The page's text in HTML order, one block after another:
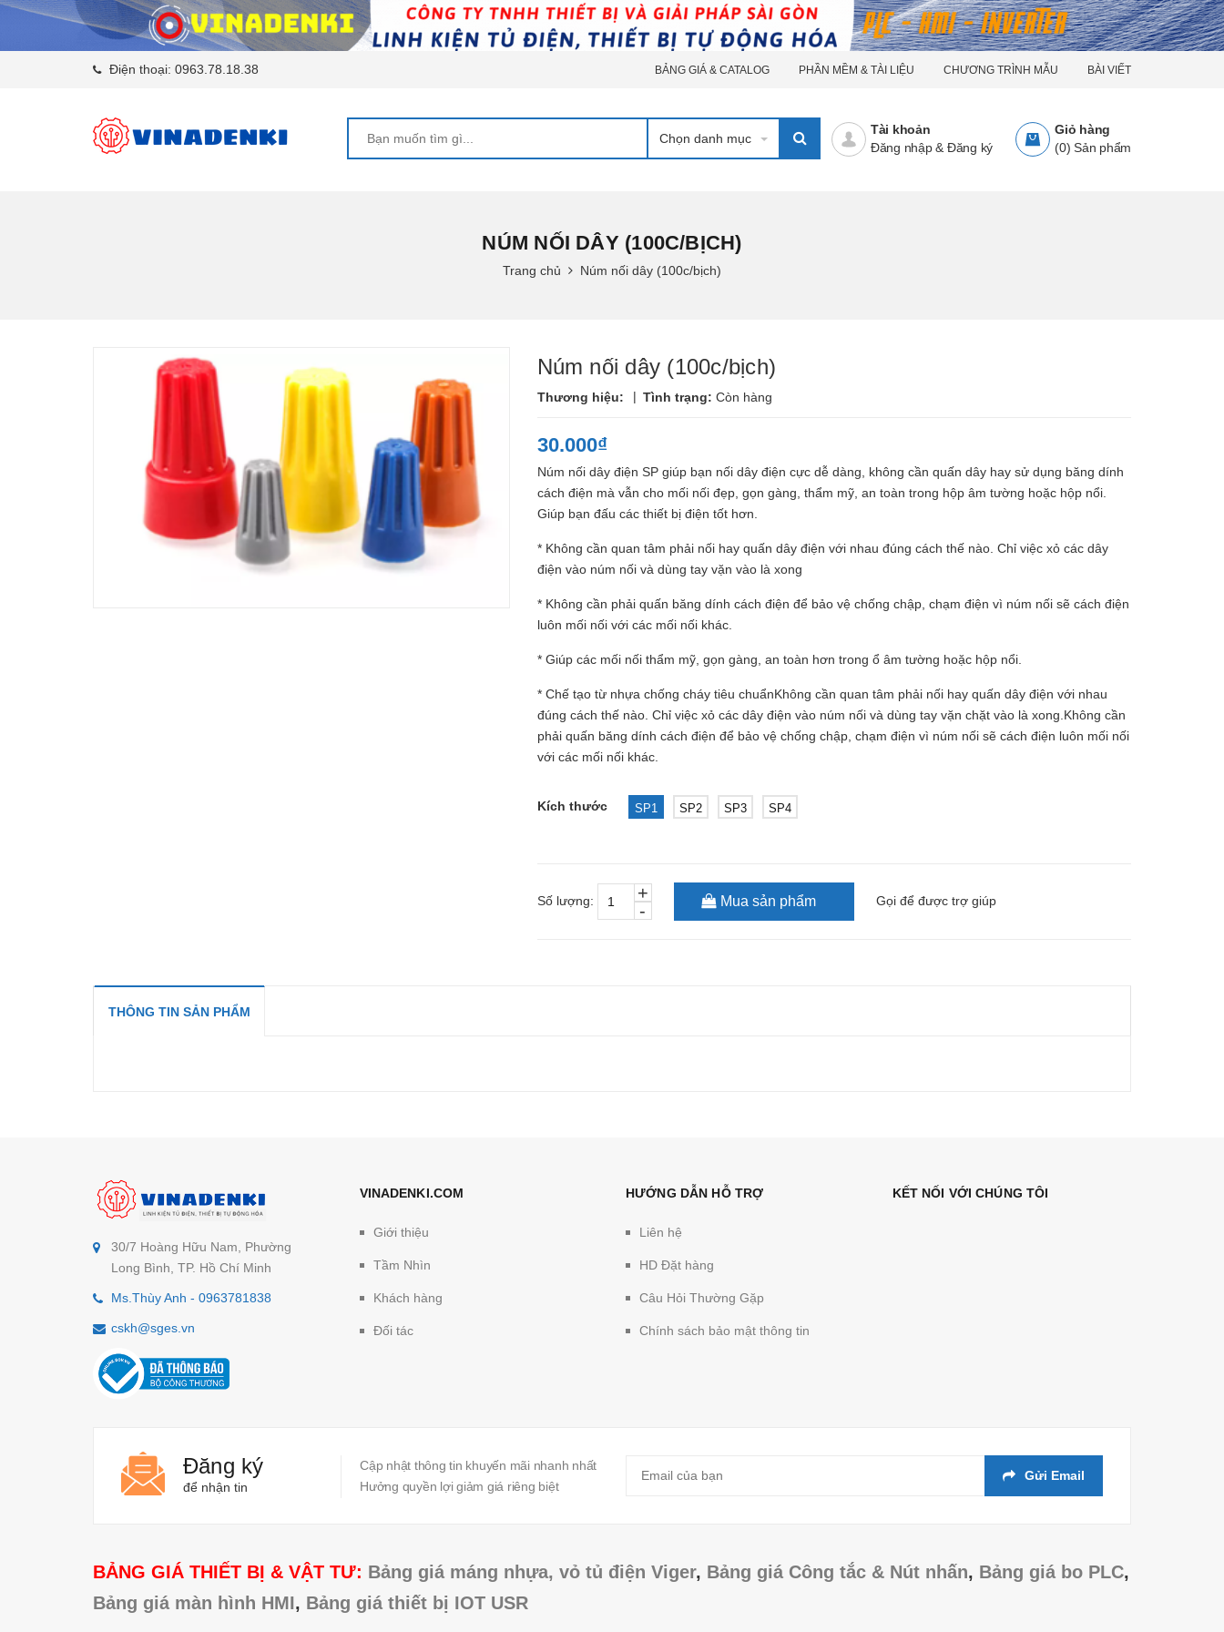
Điện thoại: 0963.78.18.38 BẢNG GIÁ & CATALOG PHẦN MỀM & TÀI LIỆU CHƯƠNG TRÌNH MẪU BÀI VIẾT
Chọn danh mục
Giỏ hàng
(0) Sản phẩm
Tài khoản
Đăng nhập& Đăng ký
NÚM NỐI DÂY (100C/BỊCH)
Trang chủ Núm nối dây (100c/bịch)
Núm nối dây (100c/bịch)
Thương hiệu: | Tình trạng: Còn hàng
30.000₫
Núm nối dây điện SP giúp bạn nối dây điện cực dễ dàng, không cần quấn dây hay sử dụng băng dính
cách điện mà vẫn cho mối nối đẹp, gọn gàng, thẩm mỹ, an toàn trong hộp âm tường hoặc hộp nổi.
Giúp bạn đấu các thiết bị điện tốt hơn.
* Không cần quan tâm phải nối hay quấn dây điện với nhau đúng cách thế nào. Chỉ việc xỏ các dây
điện vào núm nối và dùng tay vặn vào là xong
* Không cần phải quấn băng dính cách điện để bảo vệ chống chập, chạm điện vì núm nối sẽ cách điện
luôn mối nối với các mối nối khác.
* Giúp các mối nối thẩm mỹ, gọn gàng, an toàn hơn trong ổ âm tường hoặc hộp nổi.
* Chế tạo từ nhựa chống cháy tiêu chuẩnKhông cần quan tâm phải nối hay quấn dây điện với nhau
đúng cách thế nào. Chỉ việc xỏ các dây điện vào núm nối và dùng tay vặn chặt vào là xong.Không cần
phải quấn băng dính cách điện để bảo vệ chống chập, chạm điện vì núm nối sẽ cách điện luôn mối nối
với các mối nối khác.
Kích thước SP1 SP2 SP3 SP4
Số lượng: -
+ Mua sản phẩm Gọi để được trợ giúp
THÔNG TIN SẢN PHẨM
30/7 Hoàng Hữu Nam, Phường
Long Bình, TP. Hồ Chí Minh
Ms.Thùy Anh - 0963781838
cskh@sges.vn
VINADENKI.COM
Giới thiệu
Tầm Nhìn
Khách hàng
Đối tác
HƯỚNG DẪN HỖ TRỢ
Liên hệ
HD Đặt hàng
Câu Hỏi Thường Gặp
Chính sách bảo mật thông tin
KẾT NỐI VỚI CHÚNG TÔI
Đăng ký
để nhận tin
Cập nhật thông tin khuyến mãi nhanh nhất
Hưởng quyền lợi giảm giá riêng biệt
Gửi Email
BẢNG GIÁ THIẾT BỊ & VẬT TƯ: Bảng giá máng nhựa, vỏ tủ điện Viger, Bảng giá Công tắc & Nút nhấn, Bảng giá bo PLC,
Bảng giá màn hình HMI, Bảng giá thiết bị IOT USR